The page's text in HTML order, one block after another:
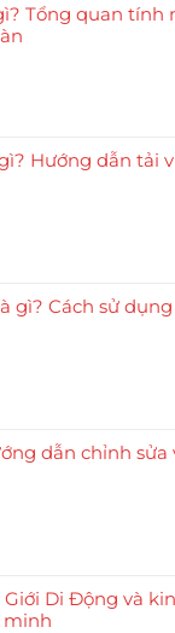
Tổng quan tính
Hướng dẫn tải
gì? Cách sử
dẫn chỉnh sửa
Giới Di Động và
minh